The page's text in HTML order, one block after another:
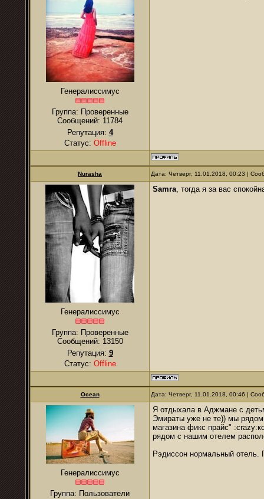
Генералиссимус
Группа: Проверенные
Сообщений: 11784
Репутация: 4
Статус: Offline
Nurаsha Дата: Четверг, 11.01.2018, 00:23 |
Генералиссимус
Группа: Проверенные
Сообщений: 13150
Репутация: 9
Статус: Offline
Samra, тогда я за вас
Ocean Дата: Четверг, 11.01.2018, 00:46 |
Генералиссимус
Группа: Пользователи
Я отдыхала в Аджмане с
Эмираты уже не те)) мы рядом
магазина фикс прайс"
рядом с нашим отелем
Рэдиссон нормальный отель.